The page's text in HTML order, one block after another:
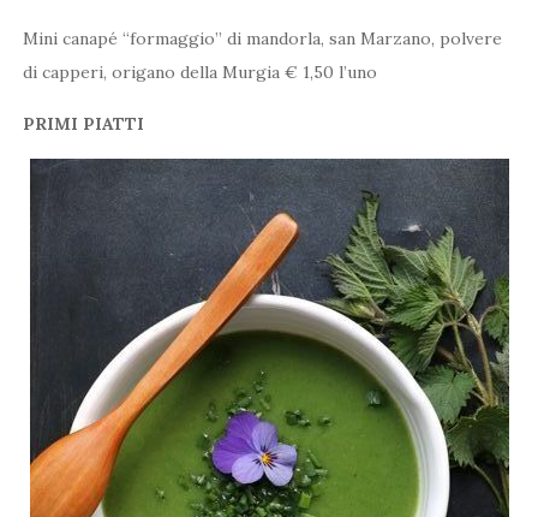
Mini canapé “formaggio” di mandorla, san Marzano, polvere
di capperi, origano della Murgia € 1,50 l’uno
PRIMI PIATTI